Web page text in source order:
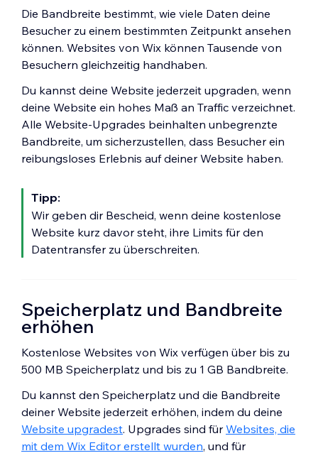
Die Bandbreite bestimmt, wie viele Daten deine
Besucher zu einem bestimmten Zeitpunkt ansehen
können. Websites von Wix können Tausende von
Besuchern gleichzeitig handhaben.
Du kannst deine Website jederzeit upgraden, wenn
deine Website ein hohes Maß an Traffic verzeichnet.
Alle Website-Upgrades beinhalten unbegrenzte
Bandbreite, um sicherzustellen, dass Besucher ein
reibungsloses Erlebnis auf deiner Website haben.
Tipp:
Wir geben dir Bescheid, wenn deine kostenlose
Website kurz davor steht, ihre Limits für den
Datentransfer zu überschreiten.
Speicherplatz und Bandbreite
erhöhen
Kostenlose Websites von Wix verfügen über bis zu
500 MB Speicherplatz und bis zu 1 GB Bandbreite.
Du kannst den Speicherplatz und die Bandbreite
deiner Website jederzeit erhöhen, indem du deine
Website upgradest. Upgrades sind fürWebsites, die
mit dem Wix Editor erstellt wurden, und für